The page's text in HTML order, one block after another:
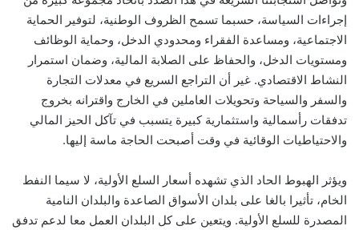
إجراءات السياسة، حسبما تسمح الظروف الوطنية، لتوفير الحماية
الاجتماعية، ومساعدة الفقراء ومحدودي الدخل، وحماية الوظائف
ومستويات الدخل، والحفاظ على الصلابة المالية، وضمان استمرار
النشاط الاقتصادي. غير أن التراجع السريع في معدلات التجارة
والسفر والسياحة وتحويلات العاملين في الخارج واقترانه بخروج
تدفقات رأسمالية واستثمارية كبيرة يتسبب في تآكل الحيز المالي
والاحتياطيات الوقائية في وقت أصبحت الحاجة ماسة إليها.
ويؤثر الهبوط الحاد الذي تشهده أسعار السلع الأولية، لا سيما النفط
الخام، تأثيرا بالغا على بلدان الأسواق الصاعدة والبلدان النامية
المصدرة للسلع الأولية. ويتعين على كل البلدان العمل معا لدعم تدفق